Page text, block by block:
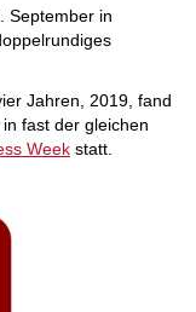
September in
Jahren, 2019, fand
fast der gleichen
Week statt.